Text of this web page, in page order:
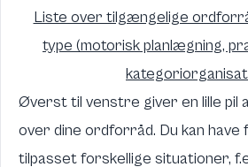
Liste over tilgængelige
type (motorisk planlægning,
Øverst til venstre giver en lille pil
over dine ordforråd. Du kan
tilpasset forskellige situationer,